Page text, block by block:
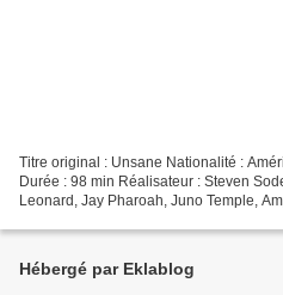
Titre original : Unsane Nationalité :
Durée : 98 min Réalisateur : Steven
Leonard, Jay Pharoah, Juno Temple,
Hébergé par Eklablog